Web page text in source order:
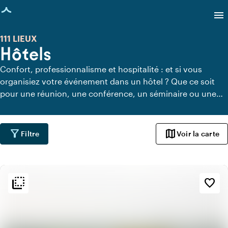
chargée
menu
Hôtels
111 LIEUX
Confort, professionnalisme et hospitalité : et si vous
organisiez votre événement dans un hôtel ? Que ce soit
pour une réunion, une conférence, un séminaire ou une
services et installations qui feront de votre événement un
succès.
filter_alt Filtre mapVoir la carte
flip_to_back favorite_border
flip_to_back Ambiance